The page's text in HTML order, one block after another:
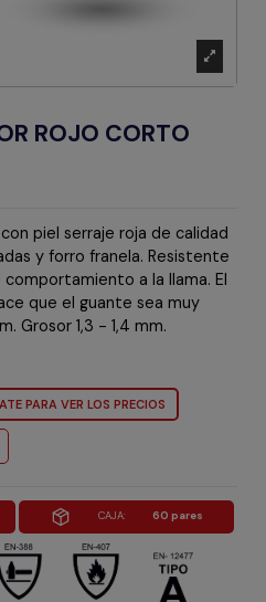
ROJO CORTO
piel serraje roja de calidad
y forro franela. Resistente
a la llama. El
que el guante sea muy
Grosor 1,3 - 1,4 mm.
PARA VER LOS PRECIOS
CAJA: 60 pares